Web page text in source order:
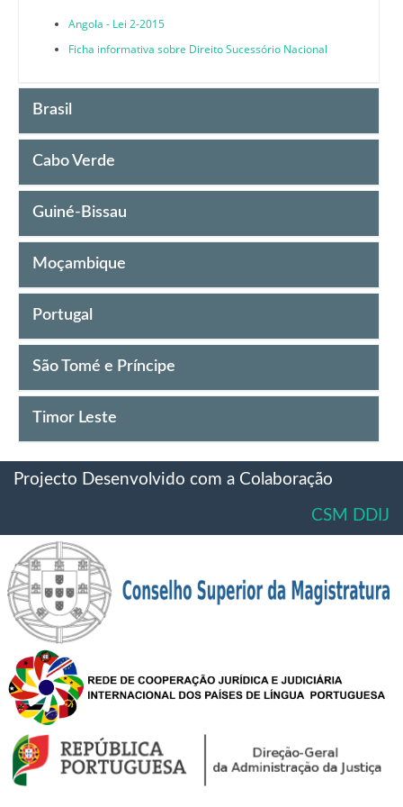
Angola - Lei 2-2015
Ficha informativa sobre Direito Sucessório Nacional
Brasil
Cabo Verde
Guiné-Bissau
Moçambique
Portugal
São Tomé e Príncipe
Timor Leste
Projecto Desenvolvido com a Colaboração
CSM DDIJ